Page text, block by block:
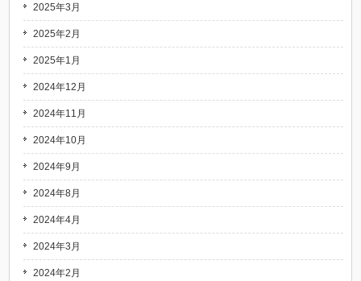
2025年3月
2025年2月
2025年1月
2024年12月
2024年11月
2024年10月
2024年9月
2024年8月
2024年4月
2024年3月
2024年2月